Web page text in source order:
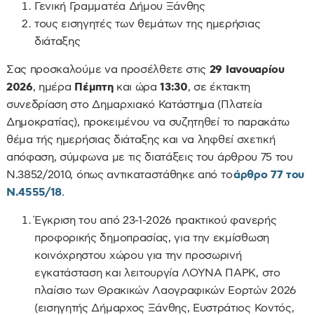
Γενική Γραμματέα Δήμου Ξάνθης
τους εισηγητές των θεμάτων της ημερήσιας
διάταξης
Σας προσκαλούμε να προσέλθετε στις 29 Ιανουαρίου
2026, ημέρα Πέμπτη και ώρα13:30, σε έκτακτη
συνεδρίαση στο Δημαρχιακό Κατάστημα (Πλατεία
Δημοκρατίας), προκειμένου να συζητηθεί το παρακάτω
θέμα τής ημερήσιας διάταξης και να ληφθεί σχετική
απόφαση, σύμφωνα με τις διατάξεις του άρθρου 75 του
Ν.3852/2010, όπως αντικαταστάθηκε από τοάρθρο 77 του
Ν.4555/18.
Έγκριση του από 23-1-2026 πρακτικού φανερής
προφορικής δημοπρασίας, για την εκμίσθωση
κοινόχρηστου χώρου για την προσωρινή
εγκατάσταση και λειτουργία ΛΟΥΝΑ ΠΑΡΚ, στο
πλαίσιο των Θρακικών Λαογραφικών Εορτών 2026
(εισηγητής Δήμαρχος Ξάνθης, Ευστράτιος Κοντός,